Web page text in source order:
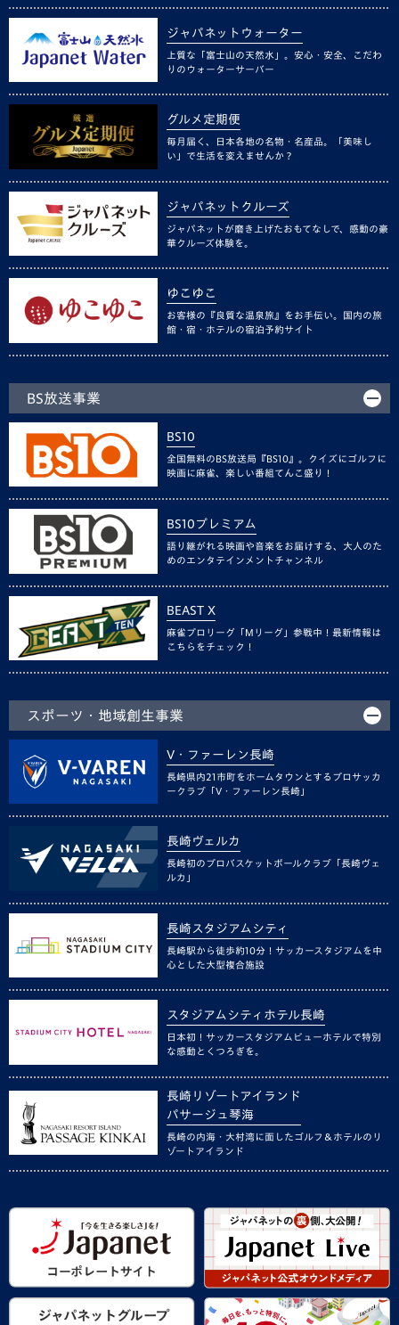
ジャパネットウォーター
上質な「富士山の天然水」。安心・安全、こだわ
りのウォーターサーバー
グルメ定期便
毎月届く、日本各地の名物・名産品。「美味し
い」で生活を変えませんか？
ジャパネットクルーズ
ジャパネットが磨き上げたおもてなしで、感動の豪
華クルーズ体験を。
ゆこゆこ
お客様の『良質な温泉旅』をお手伝い。国内の旅
館・宿・ホテルの宿泊予約サイト
BS放送事業
BS10
全国無料のBS放送局『BS10』。クイズにゴルフに
映画に麻雀、楽しい番組てんこ盛り！
BS10プレミアム
語り継がれる映画や音楽をお届けする、大人のた
めのエンタテインメントチャンネル
BEAST X
麻雀プロリーグ「Mリーグ」参戦中！最新情報は
こちらをチェック！
スポーツ・地域創生事業
V・ファーレン長崎
長崎県内21市町をホームタウンとするプロサッカ
ークラブ「V・ファーレン長崎」
長崎ヴェルカ
長崎初のプロバスケットボールクラブ「長崎ヴェ
ルカ」
長崎スタジアムシティ
長崎駅から徒歩約10分！サッカースタジアムを中
心とした大型複合施設
スタジアムシティホテル長崎
日本初！サッカースタジアムビューホテルで特別
な感動とくつろぎを。
長崎リゾートアイランド
パサージュ琴海
長崎の内海・大村湾に面したゴルフ＆ホテルのリ
ゾートアイランド